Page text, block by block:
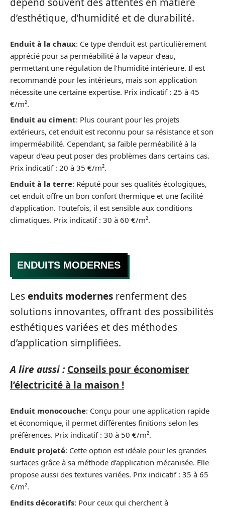
d’esthétique, d’humidité et de durabilité.
Enduit à la chaux: Ce type d’enduit est particulièrement
apprécié pour sa perméabilité à la vapeur d’eau,
permettant une régulation de l’humidité intérieure. Il est
recommandé pour les intérieurs, mais son application
nécessite une certaine expertise. Prix indicatif : 25 à 45
€/m².
Enduit au ciment: Plus courant pour les projets
extérieurs, cet enduit est reconnu pour sa résistance et son
imperméabilité. Cependant, sa faible perméabilité à la
vapeur d’eau peut poser des problèmes dans certains cas.
Prix indicatif : 20 à 35 €/m².
Enduit à la terre: Réputé pour ses qualités écologiques,
cet enduit offre un bon confort thermique et une facilité
d’application. Toutefois, il est sensible aux conditions
climatiques. Prix indicatif : 30 à 60 €/m².
ENDUITS MODERNES
Lesenduits modernes renferment des
solutions innovantes, offrant des possibilités
esthétiques variées et des méthodes
d’application simplifiées.
A lire aussi : Conseils pour économiser
l’électricité à la maison !
Enduit monocouche: Conçu pour une application rapide
et économique, il permet différentes finitions selon les
préférences. Prix indicatif : 30 à 50 €/m².
Enduit projeté: Cette option est idéale pour les grandes
surfaces grâce à sa méthode d’application mécanisée. Elle
propose aussi des textures variées. Prix indicatif : 35 à 65
€/m².
Endits décoratifs: Pour ceux qui cherchent à